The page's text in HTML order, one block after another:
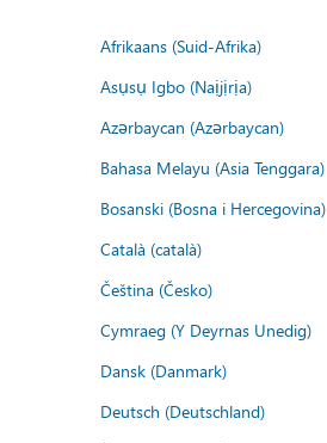
Afrikaans (Suid-Afrika)
Asụsụ Igbo (Naịjịrịa)
Azərbaycan (Azərbaycan)
Bahasa Melayu (Asia Tenggara)
Bosanski (Bosna i Hercegovina)
Català (català)
Čeština (Česko)
Cymraeg (Y Deyrnas Unedig)
Dansk (Danmark)
Deutsch (Deutschland)